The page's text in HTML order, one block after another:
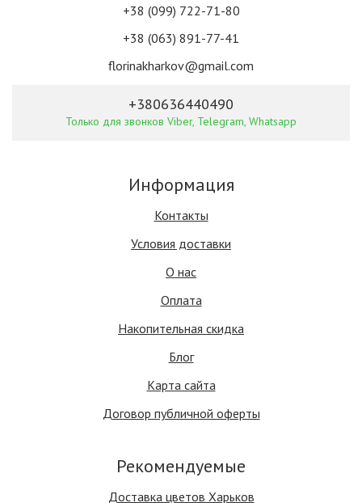
+38 (099) 722-71-80
+38 (063) 891-77-41
florinakharkov@gmail.com
+380636440490
Только для звонков Viber, Telegram, Whatsapp
Информация
Контакты
Условия доставки
О нас
Оплата
Накопительная скидка
Блог
Карта сайта
Договор публичной оферты
Рекомендуемые
Доставка цветов Харьков